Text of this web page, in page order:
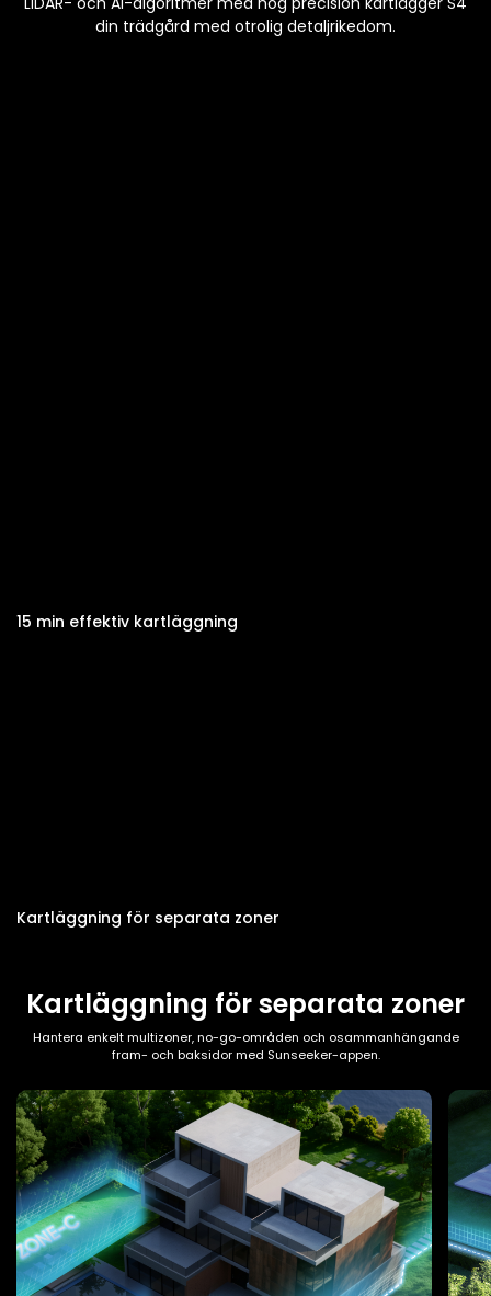
din trädgård med otrolig detaljrikedom.
15 min effektiv kartläggning
Kartläggning för separata zoner
Kartläggning för separata zoner
Hantera enkelt multizoner, no-go-områden och osammanhängande
fram- och baksidor med Sunseeker-appen.